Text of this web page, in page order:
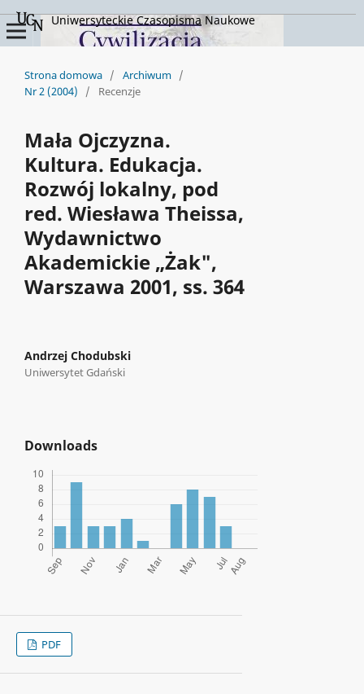
Uniwersyteckie Czasopisma Naukowe
Strona domowa / Archiwum /
Nr 2 (2004)
/ Recenzje
Mała Ojczyzna.
Kultura. Edukacja.
Rozwój lokalny, pod
red. Wiesława Theissa,
Wydawnictwo
Akademickie „Żak",
Warszawa 2001, ss. 364
Andrzej Chodubski
Uniwersytet Gdański
Downloads
PDF